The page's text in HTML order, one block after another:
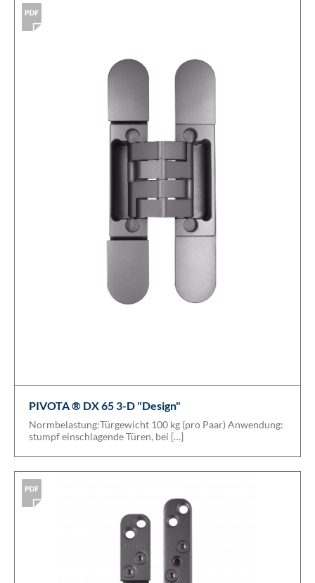
PIVOTA ® DX 65 3-D "Design"
Normbelastung:Türgewicht 100 kg (pro Paar) Anwendung:
stumpf einschlagende Türen, bei […]